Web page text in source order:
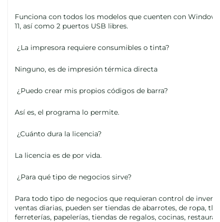
Funciona con todos los modelos que cuenten con Windows
11, así como 2 puertos USB libres.
¿La impresora requiere consumibles o tinta?
Ninguno, es de impresión térmica directa
¿Puedo crear mis propios códigos de barra?
Así es, el programa lo permite.
¿Cuánto dura la licencia?
La licencia es de por vida.
¿Para qué tipo de negocios sirve?
Para todo tipo de negocios que requieran control de
ventas diarias, pueden ser tiendas de abarrotes, de ropa,
ferreterías, papelerías, tiendas de regalos, cocinas,